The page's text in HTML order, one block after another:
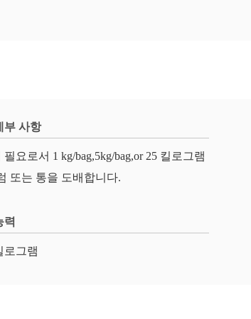
부 사항
필요로서 1 kg/bag,5kg/bag,or 25 킬로그램
또는 통을 도배합니다.
력
로그램